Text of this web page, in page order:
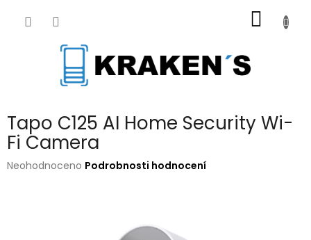
KOŠÍK
Tapo C125 AI Home Security Wi-
Fi Camera
Průměrné
Neohodnoceno Podrobnosti hodnocení